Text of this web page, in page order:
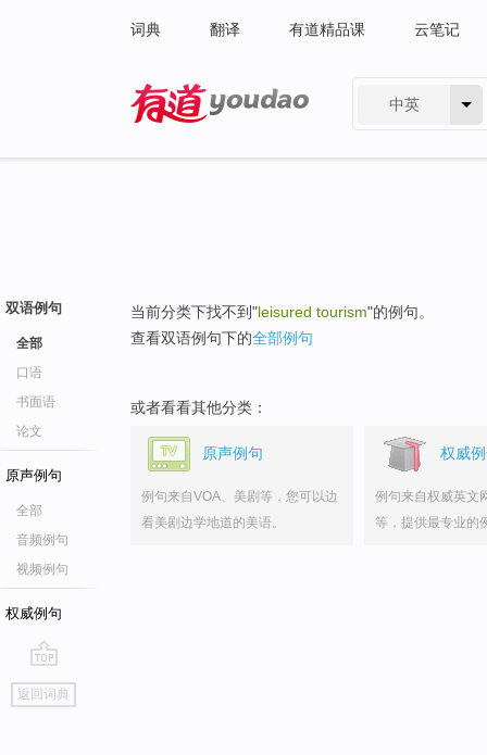
词典 翻译 有道精品课 云笔记
中英
双语例句
全部
口语
书面语
论文
原声例句
全部
音频例句
视频例句
权威例句
go
top
返回词典
当前分类下找不到"leisured tourism"的例句。
查看双语例句下的全部例句
或者看看其他分类：
原声例句
例句来自VOA、美剧等，您可以边
看美剧边学地道的美语。
权威
例句来自权威英文
等，提供最专业的